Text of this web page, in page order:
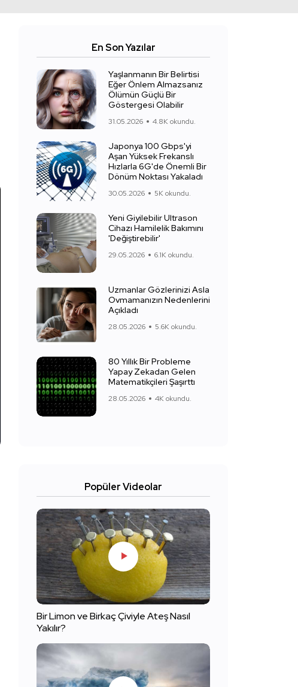
En Son Yazılar
Yaşlanmanın Bir Belirtisi
Eğer Önlem Almazsanız
Ölümün Güçlü Bir
Göstergesi Olabilir
31.05.2026 4.8K okundu.
Japonya 100 Gbps'yi
Aşan Yüksek Frekanslı
Hızlarla 6G'de Önemli Bir
Dönüm Noktası Yakaladı
30.05.2026 5K okundu.
Yeni Giyilebilir Ultrason
Cihazı Hamilelik Bakımını
'Değiştirebilir'
29.05.2026 6.1K okundu.
Uzmanlar Gözlerinizi Asla
Ovmamanızın Nedenlerini
Açıkladı
28.05.2026 5.6K okundu.
80 Yıllık Bir Probleme
Yapay Zekadan Gelen
Matematikçileri Şaşırttı
28.05.2026 4K okundu.
Popüler Videolar
Bir Limon ve Birkaç Çiviyle Ateş Nasıl
Yakılır?